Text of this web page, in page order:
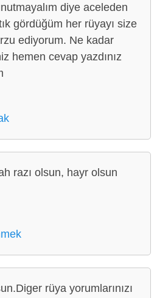
diye aceleden
gördüğüm her rüyayı size
ediyorum. Ne kadar
hemen cevap yazdınız
razı olsun, hayr olsun
rüya yorumlarınızı